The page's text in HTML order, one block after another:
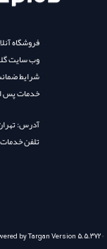
فروشگاه
وب سایت
شرایط
خدمات پس
آدرس:
تلفن خدمات
byTarganVersion 5.5.372®